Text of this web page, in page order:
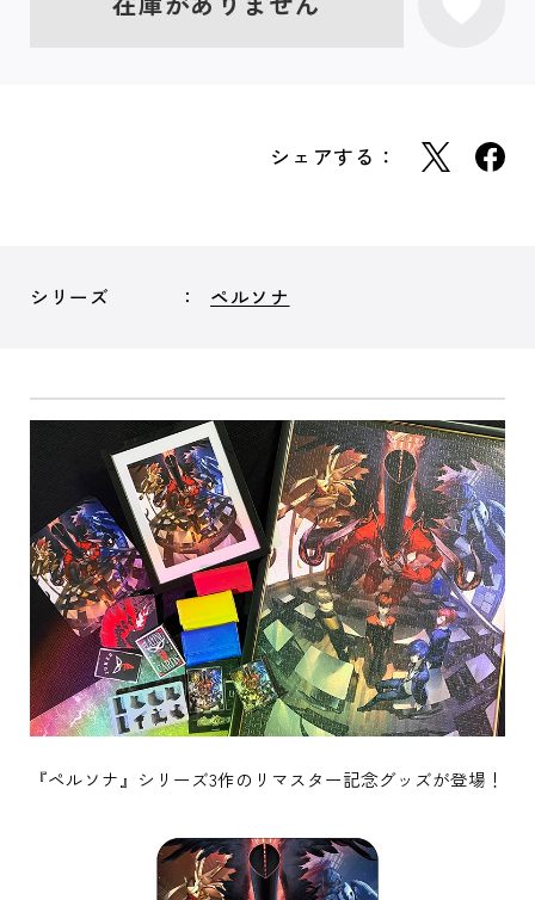
シェアする：
シリーズ ペルソナ
『ペルソナ』シリーズ3作のリマスター記念グッズが登場！